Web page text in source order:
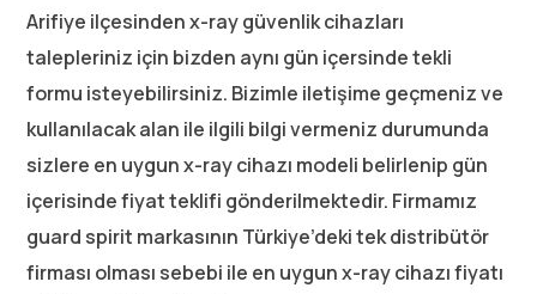
Arifiye ilçesinden x-ray güvenlik cihazları
talepleriniz için bizden aynı gün içersinde tekli
formu isteyebilirsiniz. Bizimle iletişime geçmeniz ve
kullanılacak alan ile ilgili bilgi vermeniz durumunda
sizlere en uygun x-ray cihazı modeli belirlenip gün
içerisinde fiyat teklifi gönderilmektedir. Firmamız
guard spirit markasının Türkiye’deki tek distribütör
firması olması sebebi ile en uygun x-ray cihazı fiyatı